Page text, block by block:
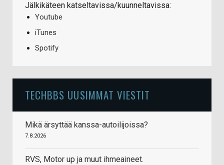
Jälkikäteen katseltavissa/kuunneltavissa:
Youtube
iTunes
Spotify
TECHBBS UUSIMMAT VIESTIT
Mikä ärsyttää kanssa-autoilijoissa?
7.8.2026
RVS, Motor up ja muut ihmeaineet.